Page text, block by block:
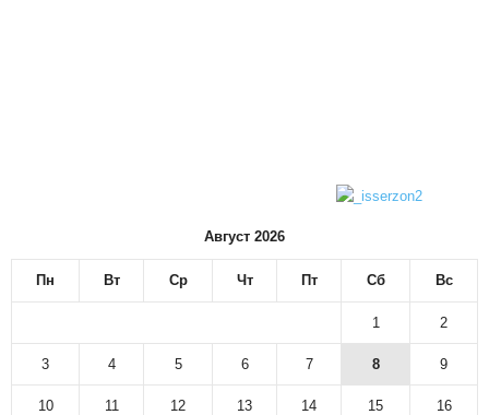
Август 2026
Пн Вт Ср Чт Пт Сб Вс
1 2
3 4 5 6 7 8 9
10 11 12 13 14 15 16